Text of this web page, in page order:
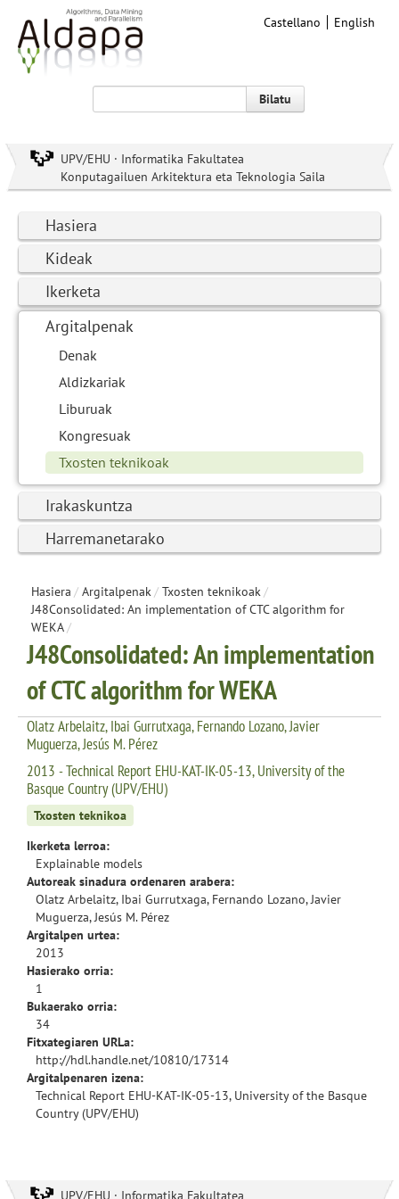
Castellano English
Bilatu
UPV/EHU · Informatika Fakultatea
Konputagailuen Arkitektura eta Teknologia Saila
Hasiera
Kideak
Ikerketa
Argitalpenak
Denak
Aldizkariak
Liburuak
Kongresuak
Txosten teknikoak
Irakaskuntza
Harremanetarako
Hasiera / Argitalpenak/ Txosten teknikoak/
J48Consolidated: An implementation of CTC algorithm for
WEKA/
J48Consolidated: An implementation
of CTC algorithm for WEKA
Olatz Arbelaitz, Ibai Gurrutxaga, Fernando Lozano, Javier
Muguerza, Jesús M. Pérez
2013 - Technical Report EHU-KAT-IK-05-13, University of the
Basque Country (UPV/EHU)
Txosten teknikoa
Ikerketa lerroa:
Explainable models
Autoreak sinadura ordenaren arabera:
Olatz Arbelaitz, Ibai Gurrutxaga, Fernando Lozano, Javier
Muguerza, Jesús M. Pérez
Argitalpen urtea:
2013
Hasierako orria:
1
Bukaerako orria:
34
Fitxategiaren URLa:
http://hdl.handle.net/10810/17314
Argitalpenaren izena:
Technical Report EHU-KAT-IK-05-13, University of the Basque
Country (UPV/EHU)
UPV/EHU · Informatika Fakultatea